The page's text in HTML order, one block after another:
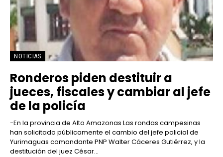
NOTICIAS
Ronderos piden destituir a
jueces, fiscales y cambiar al jefe
de la policía
-En la provincia de Alto Amazonas Las rondas campesinas
han solicitado públicamente el cambio del jefe policial de
Yurimaguas comandante PNP Walter Cáceres Gutiérrez, y la
destitución del juez César...